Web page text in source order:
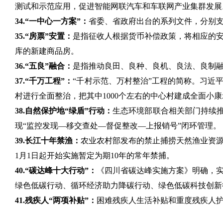
测试和示范应用，促进智能网联汽车和车联网产业集群发
34.“一中心一方案”： 省委、省政府出台的系列文件，分别
35.“房票”安置： 是指征收人根据货币补偿政策，将相应的
库的新建商品房。
36.“五良”融合： 是指推动良田、良种、良机、良法、良制
37.“千万工程”：“千村示范、万村整治”工程的简称。习近
村进行全面整治，把其中1000个左右的中心村建成全面小
38.自然保护地“绿盾”行动：生态环境部联合相关部门持续
现“监控发现—移交查处—督促整改—上报销号”闭环管理。
39.长江十年禁渔： 农业农村部发布的禁止捕捞天然渔业资
1月1日起开始实施暂定为期10年的常年禁捕。
40.“碳达峰十大行动”：
《四川省碳达峰实施方案》明确
绿色低碳行动、循环经济助力降碳行动、绿色低碳科技创
41.残疾人“两项补贴”： 困难残疾人生活补贴和重度残疾人